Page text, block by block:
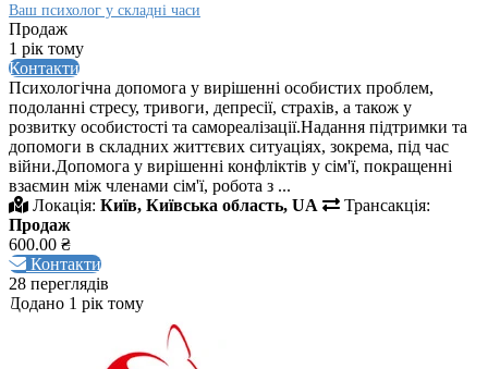
Ваш психолог у складні часи
Продаж
1 рік тому
Контакти
Психологічна допомога у вирішенні особистих проблем,
подоланні стресу, тривоги, депресії, страхів, а також у
розвитку особистості та самореалізації.Надання підтримки та
допомоги в складних життєвих ситуаціях, зокрема, під час
війни.Допомога у вирішенні конфліктів у сім'ї, покращенні
взаємин між членами сім'ї, робота з ...
Локація: Київ, Київська область, UA
Трансакція:
Продаж
600.00 ₴
Контакти
28 переглядів
Додано 1 рік тому